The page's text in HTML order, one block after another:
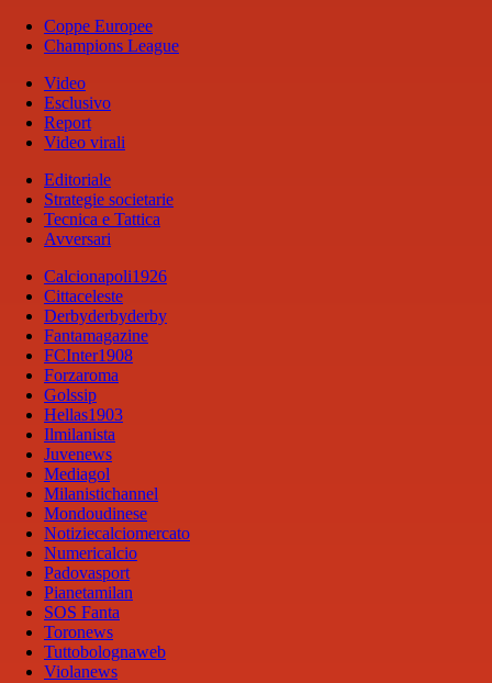
Coppe Europee
Champions League
Video
Esclusivo
Report
Video virali
Editoriale
Strategie societarie
Tecnica e Tattica
Avversari
Calcionapoli1926
Cittaceleste
Derbyderbyderby
Fantamagazine
FCInter1908
Forzaroma
Golssip
Hellas1903
Ilmilanista
Juvenews
Mediagol
Milanistichannel
Mondoudinese
Notiziecalciomercato
Numericalcio
Padovasport
Pianetamilan
SOS Fanta
Toronews
Tuttobolognaweb
Violanews